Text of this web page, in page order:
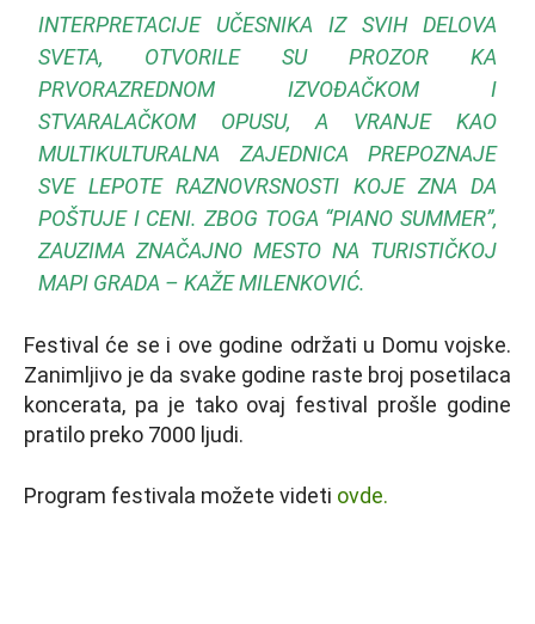
INTERPRETACIJE UČESNIKA IZ SVIH DELOVA
SVETA, OTVORILE SU PROZOR KA
PRVORAZREDNOM IZVOĐAČKOM I
STVARALAČKOM OPUSU, A VRANJE KAO
MULTIKULTURALNA ZAJEDNICA PREPOZNAJE
SVE LEPOTE RAZNOVRSNOSTI KOJE ZNA DA
POŠTUJE I CENI. ZBOG TOGA “PIANO SUMMER”,
ZAUZIMA ZNAČAJNO MESTO NA TURISTIČKOJ
MAPI GRADA – KAŽE MILENKOVIĆ.
Festival će se i ove godine održati u Domu vojske.
Zanimljivo je da svake godine raste broj posetilaca
koncerata, pa je tako ovaj festival prošle godine
pratilo preko 7000 ljudi.
Program festivala možete videti ovde.